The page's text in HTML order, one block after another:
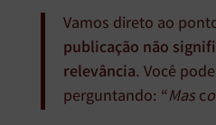
Vamos direto ao
publicação não
relevância. Você
perguntando: “Masc